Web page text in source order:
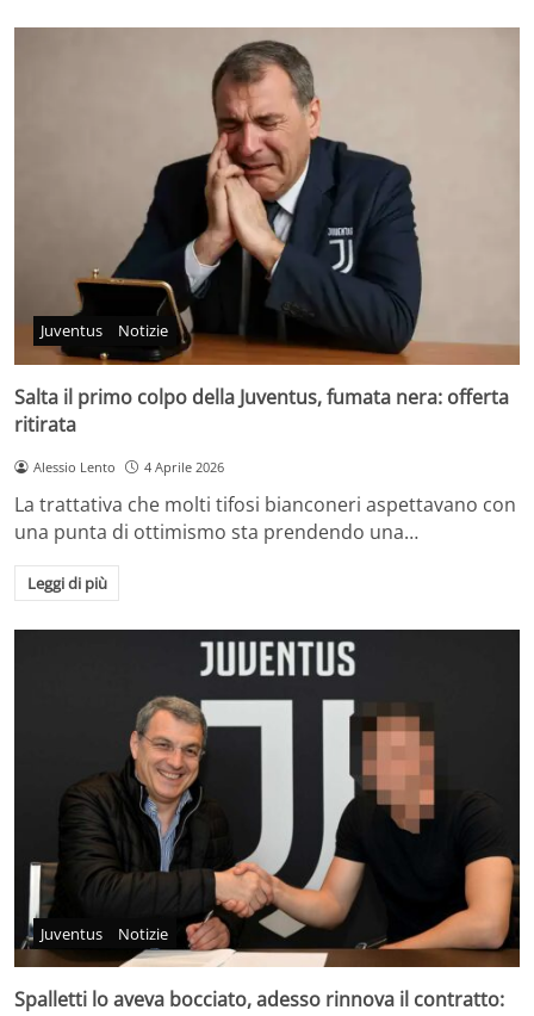
Juventus Notizie
Salta il primo colpo della Juventus, fumata nera: offerta
ritirata
Alessio Lento 4 Aprile 2026
La trattativa che molti tifosi bianconeri aspettavano con
una punta di ottimismo sta prendendo una…
Leggi di più
Juventus Notizie
Spalletti lo aveva bocciato, adesso rinnova il contratto: